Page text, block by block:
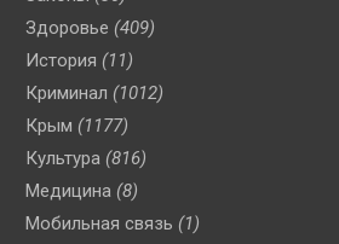
Здоровье (409)
История (11)
Криминал (1012)
Крым (1177)
Культура (816)
Медицина (8)
Мобильная связь (1)